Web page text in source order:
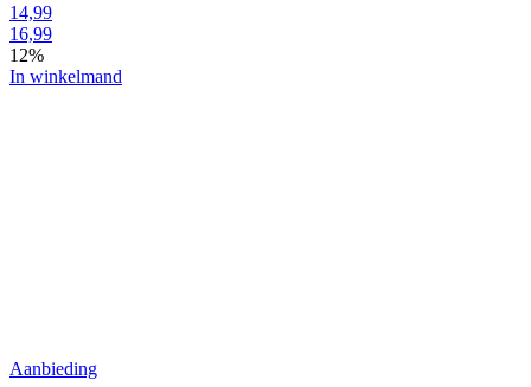
14,99
16,99
12%
In winkelmand
Aanbieding